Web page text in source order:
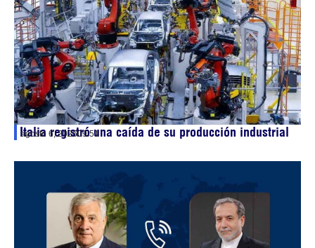
Italia registró una caída de su producción industrial
agosto 6, 202609:51